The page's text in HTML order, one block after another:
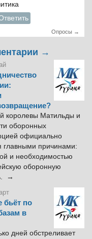
Опросы →
→
королевы Матильды и
оборонных
официально
главными причинами:
и необходимостью
оборонную
→
бьёт по
в
дней обстреливает